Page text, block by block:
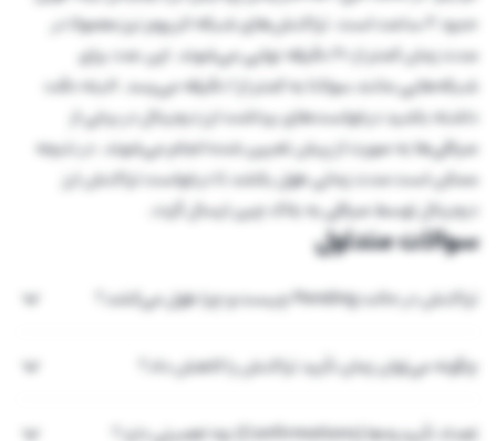
حدود 2 ساعت است. تراکنش‌های شبکه اتریوم نیز معمولا در
مدت زمان کمتر از 20 دقیقه نهایی می‌شوند. این عدد برای
شبکه‌هایی مانند سولانا به کمتر از 1 دقیقه می‌رسد. البته دقت
داشته باشید درخواست‌های برداشت ارز دیجیتال در برخی از
صرافی‌ها به صورت از پیش تعیین شده انجام می‌شوند. در نتیجه
ممکن است مدت زمانی طول بکشد تا درخواست تراکنش ارز
دیجیتال توسط صرافی به بلاک چین ارسال گردد.
سوالات متداول
تراکنش در حالت Pending چیست و چرا طول می‌کشد؟
چگونه می‌توان زمان تأیید تراکنش را کاهش داد؟
تعداد تأییدیه‌ها (Confirmations) چه اهمیتی دارد؟